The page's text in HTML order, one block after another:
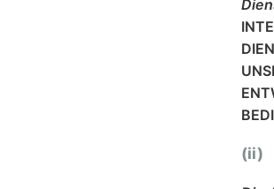
(ii)